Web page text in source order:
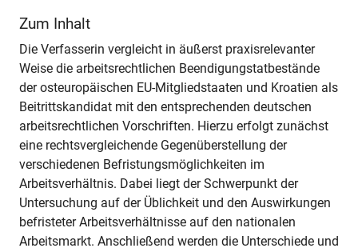
Zum Inhalt
Die Verfasserin vergleicht in äußerst praxisrelevanter
Weise die arbeitsrechtlichen Beendigungstatbestände
der osteuropäischen EU-Mitgliedstaaten und Kroatien als
Beitrittskandidat mit den entsprechenden deutschen
arbeitsrechtlichen Vorschriften. Hierzu erfolgt zunächst
eine rechtsvergleichende Gegenüberstellung der
verschiedenen Befristungsmöglichkeiten im
Arbeitsverhältnis. Dabei liegt der Schwerpunkt der
Untersuchung auf der Üblichkeit und den Auswirkungen
befristeter Arbeitsverhältnisse auf den nationalen
Arbeitsmarkt. Anschließend werden die Unterschiede und